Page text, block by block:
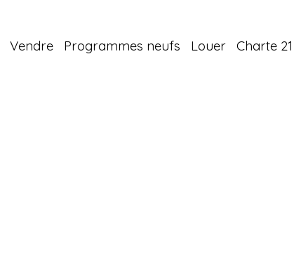
Vendre Programmes neufs Louer Charte 21